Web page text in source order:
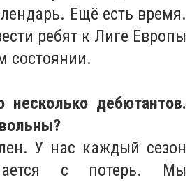
Ещё есть время.
ребят к Лиге Европы
состоянии.
дебютантов.
У нас каждый сезон
с потерь. Мы